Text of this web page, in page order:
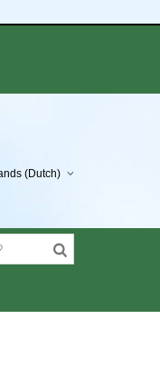
(Dutch)